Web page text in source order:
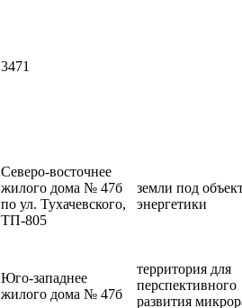
3471
Северо-восточнее
жилого дома № 47б
по ул. Тухачевского,
ТП-805
земли под
энергетики
Юго-западнее
жилого дома № 47б
территория для
перспективного
развития